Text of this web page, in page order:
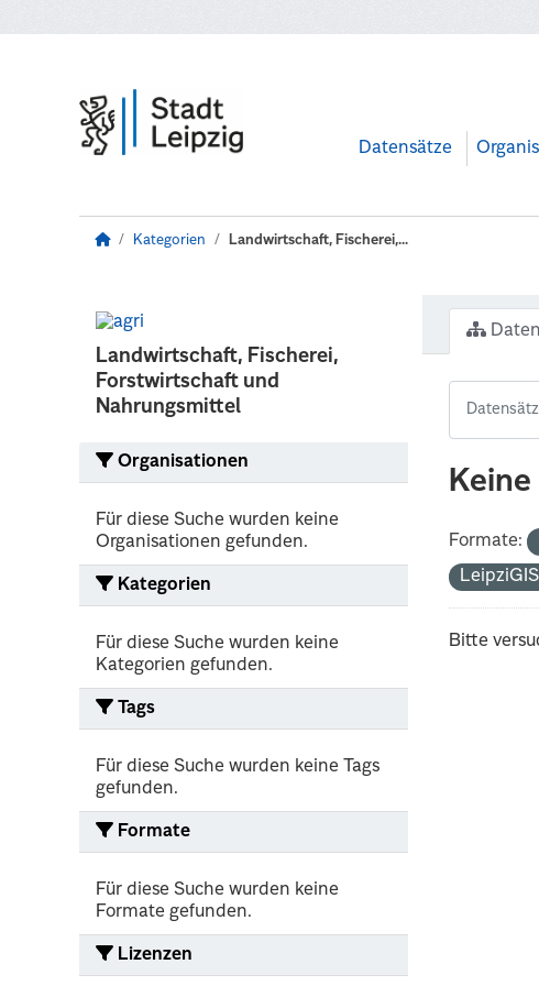
Datensätze
Kategorien Landwirtschaft, Fischerei,...
Landwirtschaft, Fischerei,
Forstwirtschaft und
Nahrungsmittel
Organisationen
Für diese Suche wurden keine
Organisationen gefunden.
Kategorien
Für diese Suche wurden keine
Kategorien gefunden.
Tags
Für diese Suche wurden keine Tags
gefunden.
Formate
Für diese Suche wurden keine
Formate gefunden.
Lizenzen
Formate:
Bitte